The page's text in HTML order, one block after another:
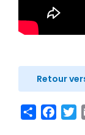
Retour
Share